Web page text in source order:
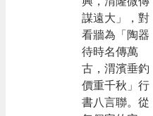
謀遠大」，對
看牆為「陶器
待時名傳萬
古，渭濱垂釣
價重千秋」行
書八言聯。從